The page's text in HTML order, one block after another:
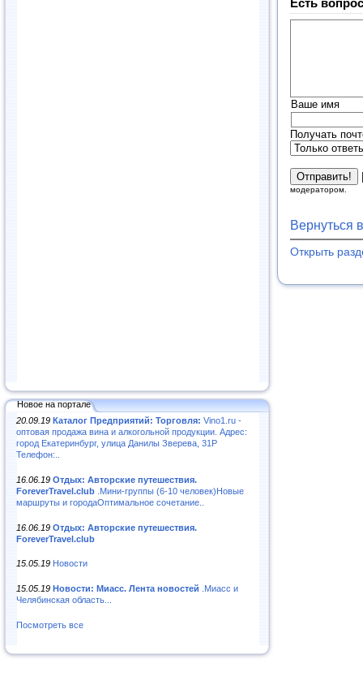
Новое на портале
20.09.19 Каталог Предприятий: Торговля: Vino1.ru -
оптовая продажа вина и алкогольной продукции. Адрес:
город Екатеринбург, улица Данилы Зверева, 31Р
Телефон:..
16.06.19 Отдых: Авторские путешествия.
ForeverTravel.club .Мини-группы (6-10 человек)Новые
маршруты и городаОптимальное сочетание..
16.06.19 Отдых: Авторские путешествия.
ForeverTravel.club
15.05.19 Новости
15.05.19 Новости: Миасс. Лента новостей .Миасс и
Челябинская область...
Посмотреть все
Ваше имя
Получать
модератором.
Вернуться
Открыть